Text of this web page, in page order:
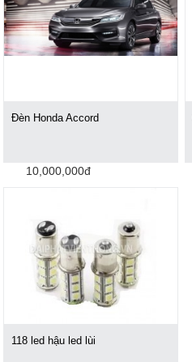
Đèn Honda Accord
10,000,000đ
118 led hậu led lùi